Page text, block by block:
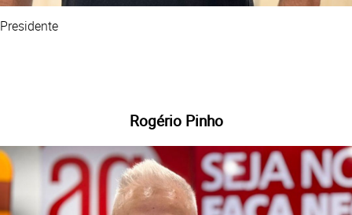
Presidente
Rogério Pinho